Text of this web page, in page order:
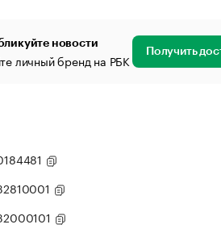
новости
личный бренд на РБК Получить